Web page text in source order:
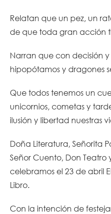
Relatan que un pez, un
de que toda gran acción
Narran que con decisión
hipopótamos y dragones
Que todos tenemos un
unicornios, cometas y
ilusión y libertad nuestras
Doña Literatura, Señorita
Señor Cuento, Don Teatro
celebramos el 23 de abril
Libro.
Con la intención de